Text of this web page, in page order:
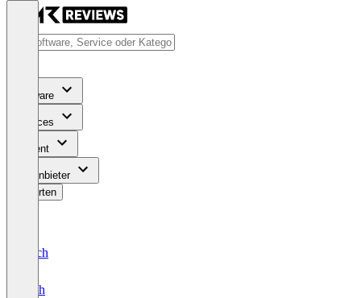
Software
Services
Content
Für Anbieter
Bewerten
Deutsch
English